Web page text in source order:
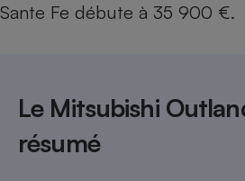
Sante Fe débute à 35 900 €.
Le Mitsubishi
résumé